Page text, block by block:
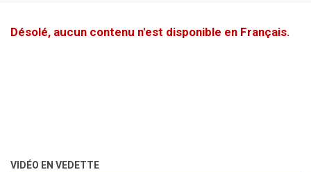
Désolé, aucun contenu n'est disponible en Français.
VIDÉO EN VEDETTE